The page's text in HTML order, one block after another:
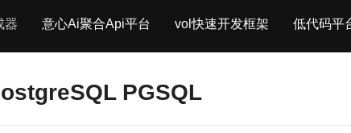
器 意心Ai聚合Api平台 vol快速开发框架 低代码平
PGSQL